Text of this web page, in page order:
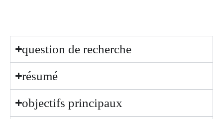
question de recherche
résumé
objectifs principaux